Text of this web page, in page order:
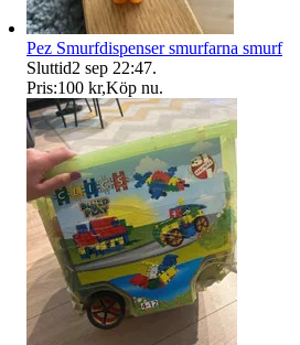
Pez Smurfdispenser smurfarna smurf
Sluttid2 sep 22:47.
Pris:100 kr,Köp nu.